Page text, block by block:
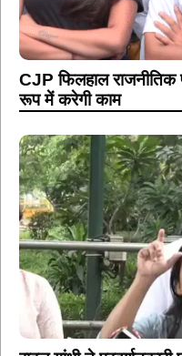
CJP फिलहाल राजनीतिक
रूप में करेगी काम